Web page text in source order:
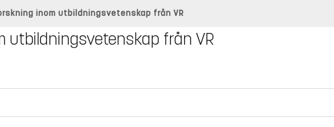
inom utbildningsvetenskap från VR
utbildningsvetenskap från VR